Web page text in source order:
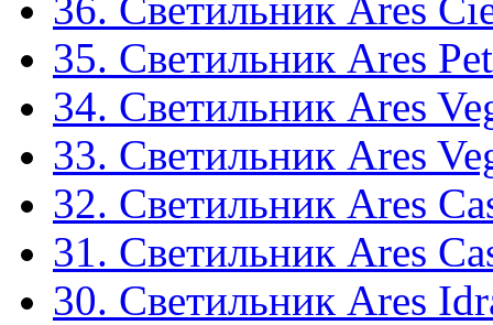
36. Светильник Ares
35. Светильник Ares
34. Светильник Ares
33. Светильник Ares
32. Светильник Ares
31. Светильник Ares
30. Светильник Ares